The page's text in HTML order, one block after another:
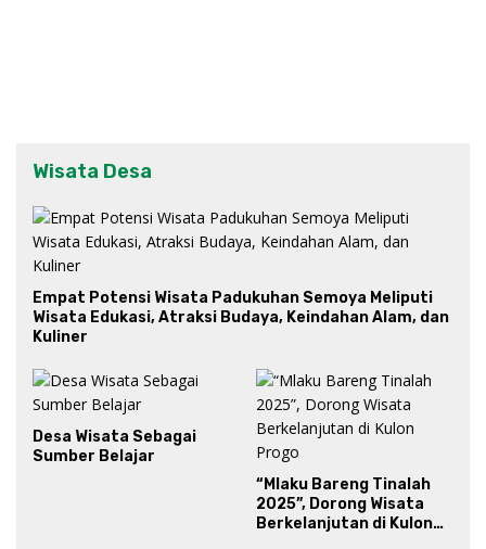
Wisata Desa
Empat Potensi Wisata Padukuhan Semoya Meliputi
Wisata Edukasi, Atraksi Budaya, Keindahan Alam, dan
Kuliner
Desa Wisata Sebagai
Sumber Belajar
“Mlaku Bareng Tinalah
2025”, Dorong Wisata
Berkelanjutan di Kulon